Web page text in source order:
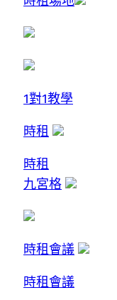
1對1教學
時租
時租
九宮格
時租會議
時租會議